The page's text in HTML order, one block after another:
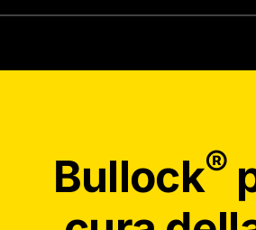
Bullock®